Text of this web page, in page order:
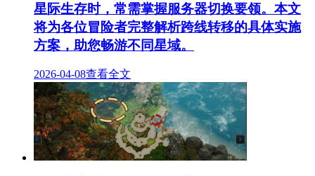
星际生存时，常需掌握服务器切换要领。本文
将为各位冒险者完整解析跨线转移的具体实施
方案，助您畅游不同星域。
2026-04-08查看全文